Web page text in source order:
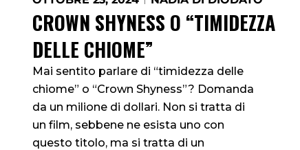
CROWN SHYNESS O “TIMIDEZZA
DELLE CHIOME”
Mai sentito parlare di “timidezza delle
chiome” o “Crown Shyness”? Domanda
da un milione di dollari. Non si tratta di
un film, sebbene ne esista uno con
questo titolo, ma si tratta di un